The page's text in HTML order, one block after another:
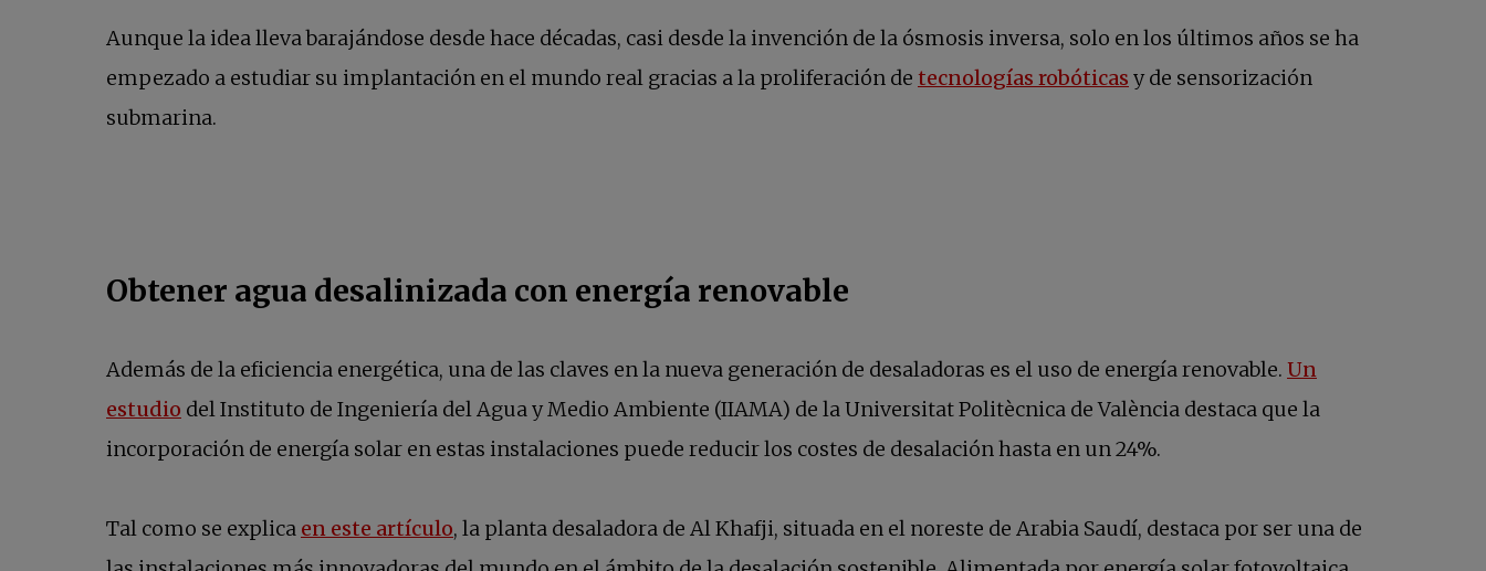
Aunque la idea lleva barajándose desde hace décadas, casi desde la invención de la ósmosis inversa, solo en los últimos años se ha
empezado a estudiar su implantación en el mundo real gracias a la proliferación de tecnologías robóticas se abre en una pestaña nueva
y de sensorización
submarina.
Obtener agua desalinizada con energía renovable
​Además de la eficiencia energética, una de las claves en la nueva generación de desaladoras es el uso de energía renovable. Un
estudio se abre en una pestaña nueva
del Instituto de Ingeniería del Agua y Medio Ambiente (IIAMA) de la Universitat Politècnica de València destaca que la
incorporación de energía solar en estas instalaciones puede reducir los costes de desalación hasta en un 24%.
Tal como se explica en este artículo se abre en una pestaña nueva
, la planta desaladora de Al Khafji, situada en el noreste de Arabia Saudí, destaca por ser una de